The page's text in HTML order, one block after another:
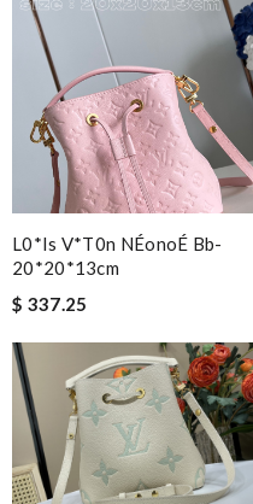
L0*is V*t0n NÉonoÉ Bb-
20*20*13cm
$ 337.25